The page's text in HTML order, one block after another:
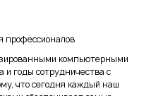
профессионалов
компьютерными
и годы сотрудничества с
что сегодня каждый наш